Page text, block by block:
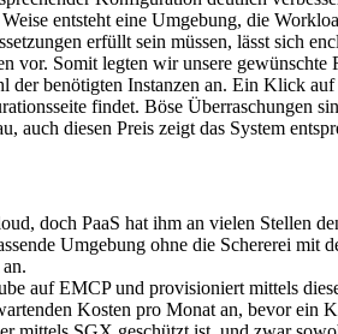
entsteht eine Umgebung, die
erfüllt sein müssen, lässt sich
vor. Somit legten wir unsere
der benötigten Instanzen an. Ein Klick
findet. Böse Überraschungen
auch diesen Preis zeigt das System
doch PaaS hat ihm an vielen Stellen
Umgebung ohne die Schererei
auf EMCP und provisioniert mittels
Kosten pro Monat an, bevor